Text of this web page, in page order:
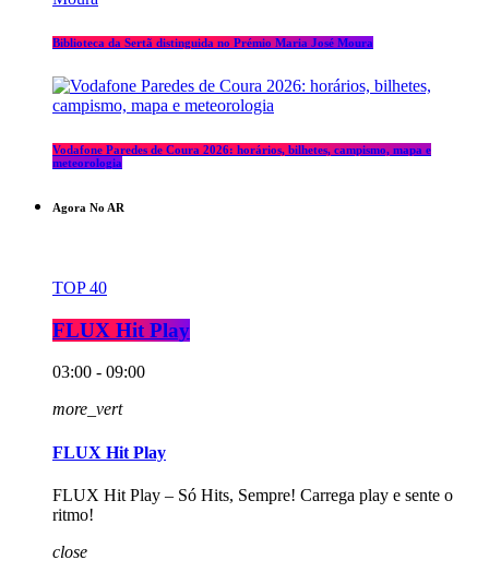
Biblioteca da Sertã distinguida no Prémio Maria José Moura
Vodafone Paredes de Coura 2026: horários, bilhetes, campismo, mapa e
meteorologia
Agora No AR
TOP 40
FLUX Hit Play
03:00 - 09:00
more_vert
FLUX Hit Play
FLUX Hit Play – Só Hits, Sempre! Carrega play e sente o
ritmo!
close